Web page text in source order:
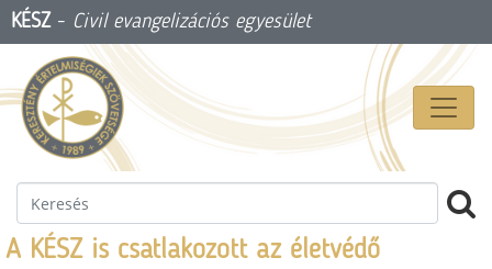
KÉSZ- Civil evangelizációs egyesület
A KÉSZ is csatlakozott az életvédő